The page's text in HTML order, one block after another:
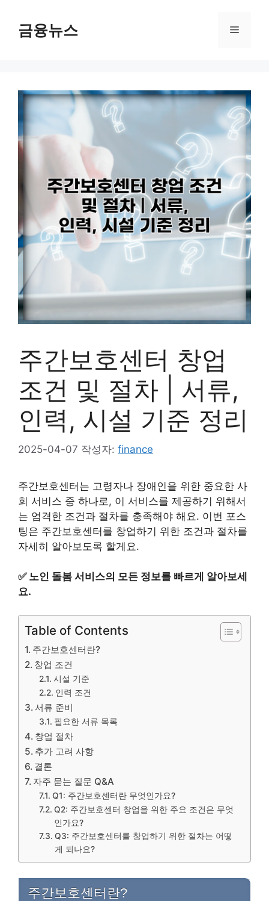
금융뉴스 메
주간보호센터 창업
조건 및 절차 | 서류,
인력, 시설 기준 정리
2025-04-07 작성자: finance
주간보호센터는 고령자나 장애인을 위한 중요한 사
회 서비스 중 하나로, 이 서비스를 제공하기 위해서
는 엄격한 조건과 절차를 충족해야 해요. 이번 포스
팅은 주간보호센터를 창업하기 위한 조건과 절차를
자세히 알아보도록 할게요.
✅ 노인 돌봄 서비스의 모든 정보를 빠르게 알아보세
요.
Table of Contents
주간보호센터란?
창업 조건
시설 기준
인력 조건
서류 준비
필요한 서류 목록
창업 절차
추가 고려 사항
결론
자주 묻는 질문 Q&A
Q1: 주간보호센터란 무엇인가요?
Q2: 주간보호센터 창업을 위한 주요 조건은 무엇
인가요?
Q3: 주간보호센터를 창업하기 위한 절차는 어떻
게 되나요?
주간보호센터란?